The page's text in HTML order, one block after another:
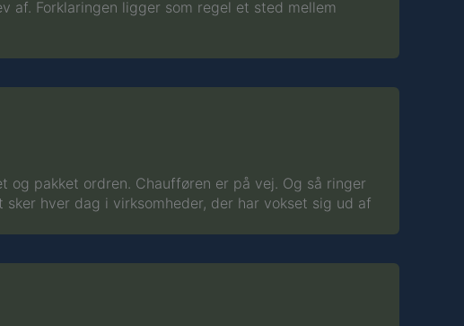
af. Forklaringen ligger som regel et sted mellem
og pakket ordren. Chaufføren er på vej. Og så ringer
hver dag i virksomheder, der har vokset sig ud af